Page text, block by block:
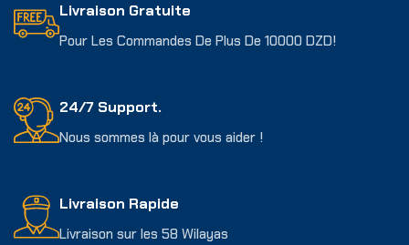
Livraison Gratuite
Pour Les Commandes De Plus De 10000 DZD!
24/7 Support.
Nous sommes là pour vous aider !
Livraison Rapide
Livraison sur les 58 Wilayas